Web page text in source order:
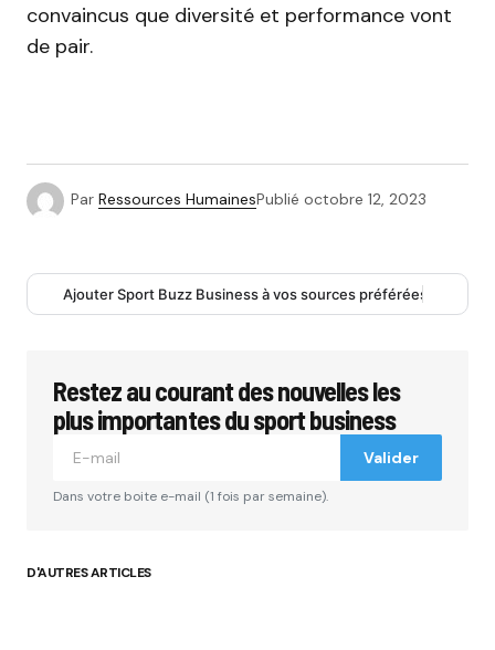
convaincus que diversité et performance vont
de pair.
Par Ressources HumainesPublié octobre 12, 2023
Ajouter Sport Buzz Business à vos sources préférées
Restez au courant des nouvelles les
plus importantes du sport business
Valider
Dans votre boite e-mail (1 fois par semaine).
D'AUTRES ARTICLES